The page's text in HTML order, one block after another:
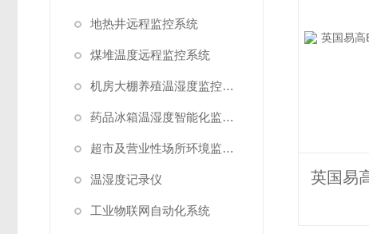
地热井远程监控系统
煤堆温度远程监控系统
机房大棚养殖温湿度监控系统
药品冰箱温湿度智能化监控系统方案
超市及营业性场所环境监测系统
温湿度记录仪
工业物联网自动化系统